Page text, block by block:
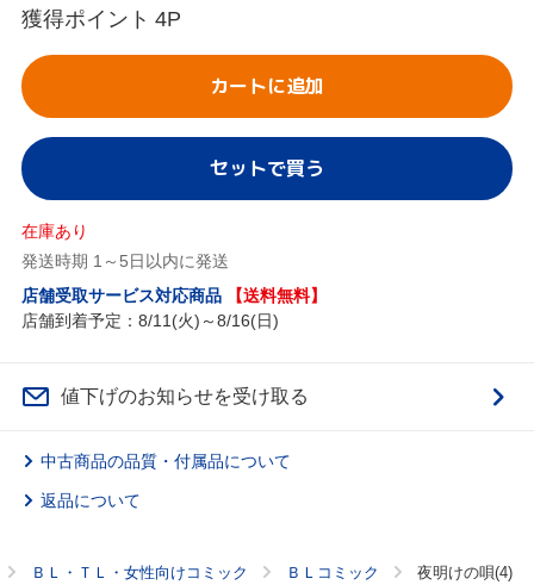
獲得ポイント 4P
カートに追加
セットで買う
在庫あり
発送時期 1～5日以内に発送
店舗受取サービス対応商品
【送料無料】
店舗到着予定：8/11(火)～8/16(日)
値下げのお知らせを受け取る
中古商品の品質・付属品について
返品について
ＢＬ・ＴＬ・女性向けコミック ＢＬコミック 夜明けの唄(4)